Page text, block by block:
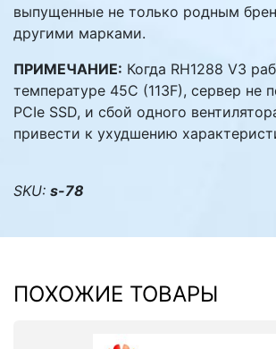
выпущенные не только родным
другими марками.
ПРИМЕЧАНИЕ: Когда RH1288 V3
температуре 45C (113F), сервер не
PCIe SSD, и сбой одного
привести к ухудшению
SKU: s-78
ПОХОЖИЕ ТОВАРЫ